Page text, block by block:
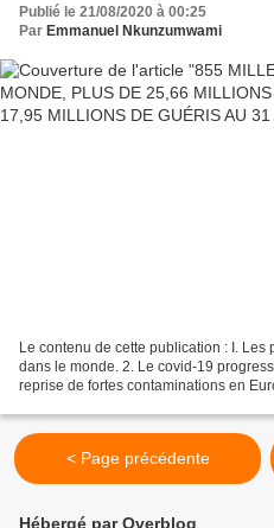
Publié le 21/08/2020 à 00:25
Par Emmanuel Nkunzumwami
Le contenu de cette publication : I.
dans le monde. 2. Le covid-19
reprise de fortes contaminations en
< Page précédente
Hébergé par Overblog